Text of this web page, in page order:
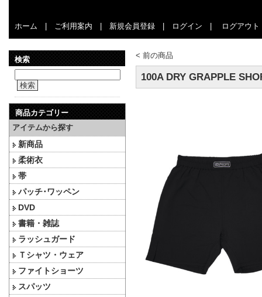
ホーム ご利用案内 新規会員登録 ログイン ログアウト
検索
検索
商品カテゴリー
アイテムから探す
新商品
柔術衣
帯
パッチ･ワッペン
DVD
書籍・雑誌
ラッシュガード
Ｔシャツ・ウェア
ファイトショーツ
スパッツ
< 前の商品
100A DRY GRAPPLE